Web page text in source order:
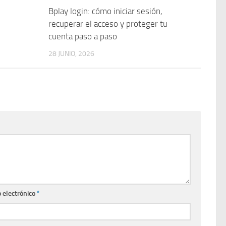
Bplay login: cómo iniciar sesión,
recuperar el acceso y proteger tu
cuenta paso a paso
28 JUNIO, 2026
electrónico*